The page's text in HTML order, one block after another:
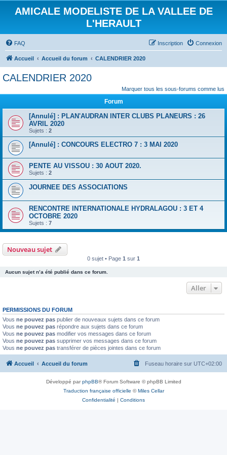
AMICALE MODELISTE DE LA VALLEE DE
L'HERAULT
FAQ Connexion
Inscription
Accueil Accueil du forum CALENDRIER 2020
CALENDRIER 2020
Marquer tous les sous-forums comme lus
Forum
[Annulé] : PLAN'AUDRAN INTER CLUBS PLANEURS : 26
AVRIL 2020
Sujets : 2
[Annulé] : CONCOURS ELECTRO 7 : 3 MAI 2020
PENTE AU VISSOU : 30 AOUT 2020.
Sujets : 2
JOURNEE DES ASSOCIATIONS
RENCONTRE INTERNATIONALE HYDRALAGOU : 3 ET 4
OCTOBRE 2020
Sujets : 7
Nouveau sujet
0 sujet • Page 1 sur 1
Aucun sujet n’a été publié dans ce forum.
Aller
PERMISSIONS DU FORUM
Vous ne pouvez pas publier de nouveaux sujets dans ce forum
Vous ne pouvez pas répondre aux sujets dans ce forum
Vous ne pouvez pas modifier vos messages dans ce forum
Vous ne pouvez pas supprimer vos messages dans ce forum
Vous ne pouvez pas transférer de pièces jointes dans ce forum
Accueil Accueil du forum Fuseau horaire sur UTC+02:00
Développé parphpBB® Forum Software © phpBB Limited
Traduction française officielle ©Miles Cellar
Confidentialité | Conditions